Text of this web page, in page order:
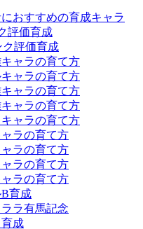
おすすめの育成キャラ
評価育成
ク評価育成
ャラの育て方
ャラの育て方
ャラの育て方
ャラの育て方
ャラの育て方
ラの育て方
ラの育て方
ラの育て方
ラの育て方
育成
ラ有馬記念
成